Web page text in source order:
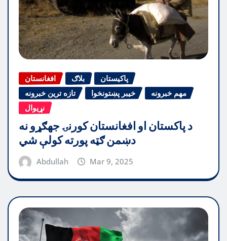
افغانستان بلاګ
پاکیستان
تازه ترین خبرونه
خیبر پښتونخوا
مهم خبرونه
نړیوال
د پاکستان او افغانستان کورنۍ جهګړو نه
دښمن ګټه پورته کولې شي
Abdullah Mar 9, 2025